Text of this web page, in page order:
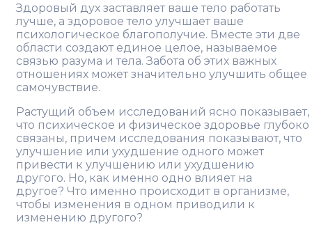
Здоровый дух заставляет ваше тело работать
лучше, а здоровое тело улучшает ваше
психологическое благополучие. Вместе эти две
области создают единое целое, называемое
связью разума и тела. Забота об этих важных
отношениях может значительно улучшить общее
самочувствие.
Растущий объем исследований ясно показывает,
что психическое и физическое здоровье глубоко
связаны, причем исследования показывают, что
улучшение или ухудшение одного может
привести к улучшению или ухудшению
другого. Но, как именно одно влияет на
другое? Что именно происходит в организме,
чтобы изменения в одном приводили к
изменению другого?